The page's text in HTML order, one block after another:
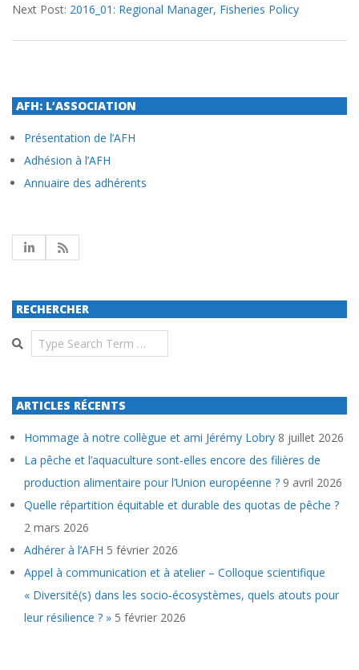
Next Post: 2016_01: Regional Manager, Fisheries Policy
AFH: L’ASSOCIATION
Présentation de l’AFH
Adhésion à l’AFH
Annuaire des adhérents
RECHERCHER
Search
ARTICLES RÉCENTS
Hommage à notre collègue et ami Jérémy Lobry 8 juillet 2026
La pêche et l’aquaculture sont-elles encore des filières de
production alimentaire pour l’Union européenne ? 9 avril 2026
Quelle répartition équitable et durable des quotas de pêche ?
2 mars 2026
Adhérer à l’AFH 5 février 2026
Appel à communication et à atelier – Colloque scientifique
« Diversité(s) dans les socio-écosystèmes, quels atouts pour
leur résilience ? » 5 février 2026